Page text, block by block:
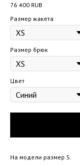
76 400 RUB
Размер жакета
Размер брюк
Цвет
На модели размер S.